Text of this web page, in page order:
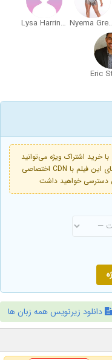
Lysa Harrington
Eric
خرید اشتراک ویژه می‌توانید
هر 2 ساعت یک‌بار درخواست همگام‌سازی لینک‌های این فیلم با CDN اختصاصی
دسترسی خواهید داشت
دانلود زیرنویس همه زبان ها